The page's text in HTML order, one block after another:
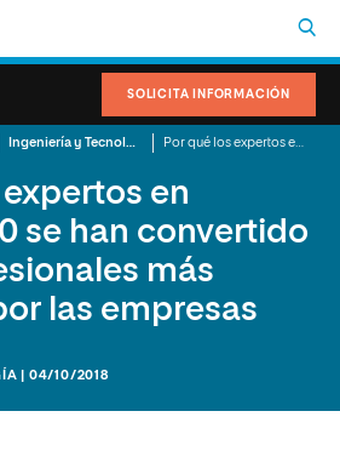
SOLICITA INFORMACIÓN
Ingeniería y Tecnología
en
se han convertido
más
las empresas
| 04/10/2018